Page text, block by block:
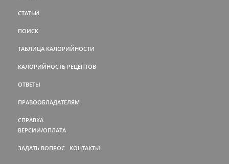
СТАТЬИ
ПОИСК
ТАБЛИЦА КАЛОРИЙНОСТИ
КАЛОРИЙНОСТЬ РЕЦЕПТОВ
ОТВЕТЫ
ПРАВООБЛАДАТЕЛЯМ
СПРАВКА
ВЕРСИИ/ОПЛАТА
ЗАДАТЬ ВОПРОС КОНТАКТЫ